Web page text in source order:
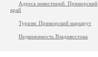
Адреса инвестиций. Приморский
край
Туризм: Приморский маршрут
Недвижимость Владивостока